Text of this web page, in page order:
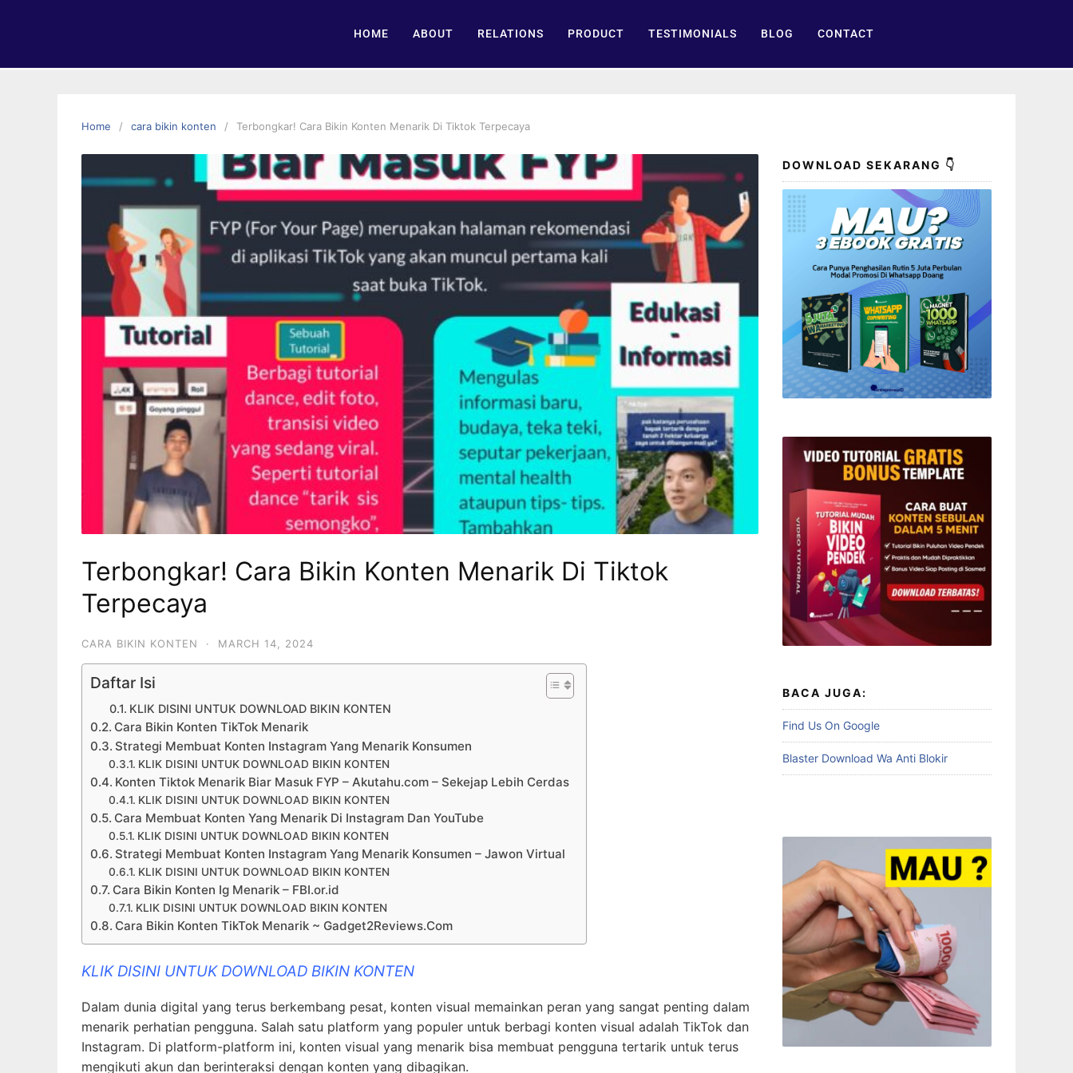
HOME ABOUT RELATIONS PRODUCT TESTIMONIALS BLOG CONTACT
Home cara bikin konten Terbongkar! Cara Bikin Konten Menarik Di Tiktok Terpecaya
Terbongkar! Cara Bikin Konten Menarik Di Tiktok
Terpecaya
CARA BIKIN KONTEN · MARCH 14, 2024
Daftar Isi
KLIK DISINI UNTUK DOWNLOAD BIKIN KONTEN
Cara Bikin Konten TikTok Menarik
Strategi Membuat Konten Instagram Yang Menarik Konsumen
KLIK DISINI UNTUK DOWNLOAD BIKIN KONTEN
Konten Tiktok Menarik Biar Masuk FYP – Akutahu.com – Sekejap Lebih Cerdas
KLIK DISINI UNTUK DOWNLOAD BIKIN KONTEN
Cara Membuat Konten Yang Menarik Di Instagram Dan YouTube
KLIK DISINI UNTUK DOWNLOAD BIKIN KONTEN
Strategi Membuat Konten Instagram Yang Menarik Konsumen – Jawon Virtual
KLIK DISINI UNTUK DOWNLOAD BIKIN KONTEN
Cara Bikin Konten Ig Menarik – FBI.or.id
KLIK DISINI UNTUK DOWNLOAD BIKIN KONTEN
Cara Bikin Konten TikTok Menarik ~ Gadget2Reviews.Com
KLIK DISINI UNTUK DOWNLOAD BIKIN KONTEN
Dalam dunia digital yang terus berkembang pesat, konten visual memainkan peran yang sangat penting dalam
menarik perhatian pengguna. Salah satu platform yang populer untuk berbagi konten visual adalah TikTok dan
Instagram. Di platform-platform ini, konten visual yang menarik bisa membuat pengguna tertarik untuk terus
mengikuti akun dan berinteraksi dengan konten yang dibagikan.
DOWNLOAD SEKARANG 👇
BACA JUGA:
Find Us On Google
Blaster Download Wa Anti Blokir